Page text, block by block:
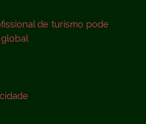
de turismo pode